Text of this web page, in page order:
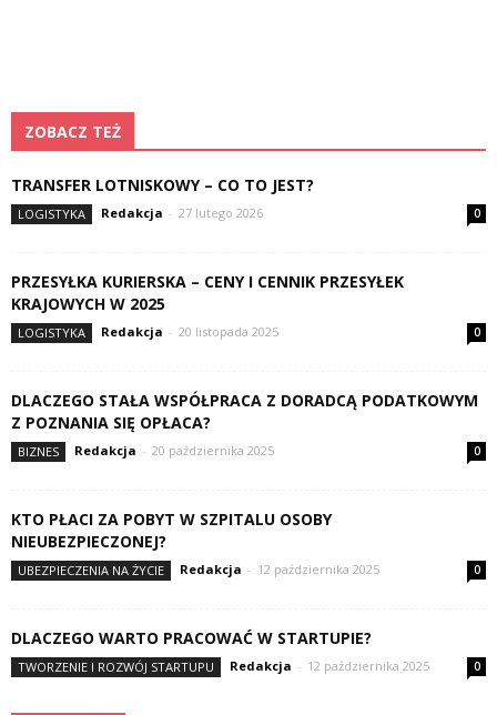
ZOBACZ TEŻ
TRANSFER LOTNISKOWY – CO TO JEST?
LOGISTYKA Redakcja - 27 lutego 2026 0
PRZESYŁKA KURIERSKA – CENY I CENNIK PRZESYŁEK
KRAJOWYCH W 2025
LOGISTYKA Redakcja - 20 listopada 2025 0
DLACZEGO STAŁA WSPÓŁPRACA Z DORADCĄ PODATKOWYM
Z POZNANIA SIĘ OPŁACA?
BIZNES Redakcja - 20 października 2025 0
KTO PŁACI ZA POBYT W SZPITALU OSOBY
NIEUBEZPIECZONEJ?
UBEZPIECZENIA NA ŻYCIE Redakcja - 12 października 2025 0
DLACZEGO WARTO PRACOWAĆ W STARTUPIE?
TWORZENIE I ROZWÓJ STARTUPU Redakcja - 12 października 2025 0